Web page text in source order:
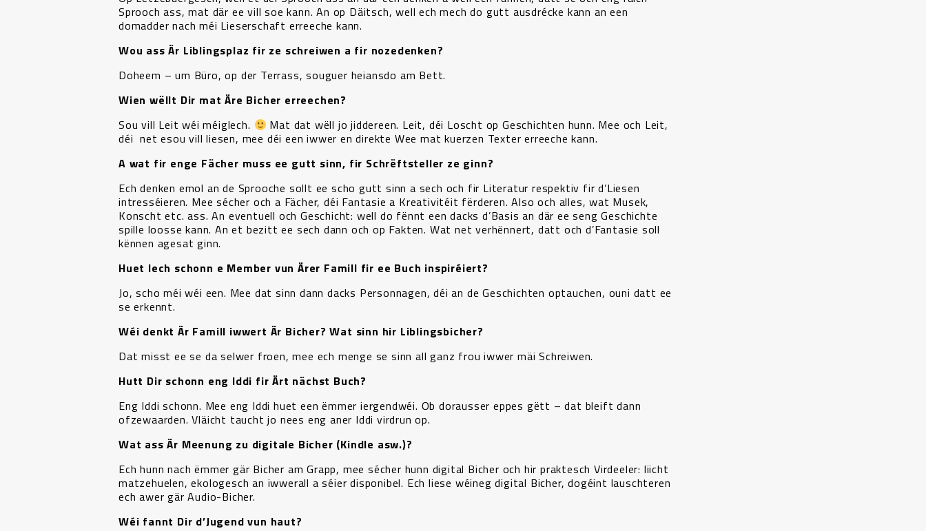
Sprooch ass, mat där ee vill soe kann. An op Däitsch, well ech mech do gutt ausdrécke kann an een
domadder nach méi Lieserschaft erreeche kann.
Wou ass Är Liblingsplaz fir ze schreiwen a fir nozedenken?
Doheem – um Büro, op der Terrass, souguer heiansdo am Bett.
Wien wëllt Dir mat Äre Bicher erreechen?
Sou vill Leit wéi méiglech.
Mat dat wëll jo jiddereen. Leit, déi Loscht op Geschichten hunn. Mee och Leit,
déi net esou vill liesen, mee déi een iwwer en direkte Wee mat kuerzen Texter erreeche kann.
A wat fir enge Fächer muss ee gutt sinn, fir Schrëftsteller ze ginn?
Ech denken emol an de Sprooche sollt ee scho gutt sinn a sech och fir Literatur respektiv fir d’Liesen
intresséieren. Mee sécher och a Fächer, déi Fantasie a Kreativitéit fërderen. Also och alles, wat Musek,
Konscht etc. ass. An eventuell och Geschicht: well do fënnt een dacks d’Basis an där ee seng Geschichte
spille loosse kann. An et bezitt ee sech dann och op Fakten. Wat net verhënnert, datt och d’Fantasie soll
kënnen agesat ginn.
Huet Iech schonn e Member vun Ärer Famill fir ee Buch inspiréiert?
Jo, scho méi wéi een. Mee dat sinn dann dacks Personnagen, déi an de Geschichten optauchen, ouni datt ee
se erkennt.
Wéi denkt Är Famill iwwert Är Bicher? Wat sinn hir Liblingsbicher?
Dat misst ee se da selwer froen, mee ech menge se sinn all ganz frou iwwer mäi Schreiwen.
Hutt Dir schonn eng Iddi fir Ärt nächst Buch?
Eng Iddi schonn. Mee eng Iddi huet een ëmmer iergendwéi. Ob dorausser eppes gëtt – dat bleift dann
ofzewaarden. Vläicht taucht jo nees eng aner Iddi virdrun op.
Wat ass Är Meenung zu digitale Bicher (Kindle asw.)?
Ech hunn nach ëmmer gär Bicher am Grapp, mee sécher hunn digital Bicher och hir praktesch Virdeeler: liicht
matzehuelen, ekologesch an iwwerall a séier disponibel. Ech liese wéineg digital Bicher, dogéint lauschteren
ech awer gär Audio-Bicher.
Wéi fannt Dir d’Jugend vun haut?